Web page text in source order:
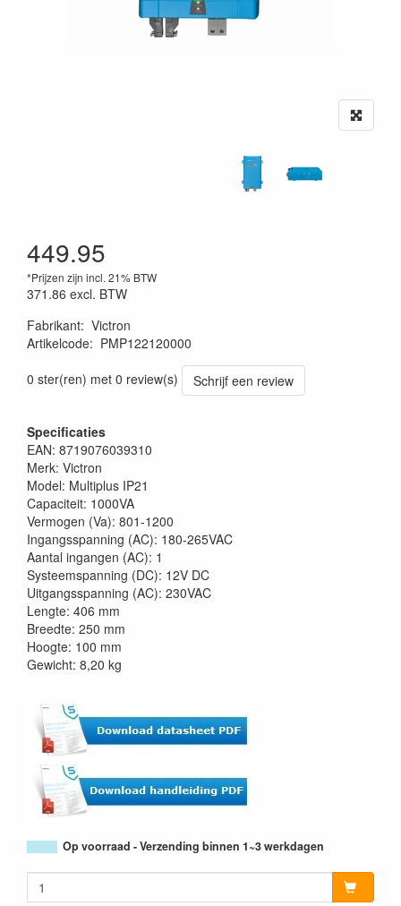
449.95
*Prijzen zijn incl. 21% BTW
371.86 excl. BTW
Fabrikant: Victron
Artikelcode: PMP122120000
0 ster(ren) met 0 review(s)
Schrijf een review
Specificaties
EAN: 8719076039310
Merk: Victron
Model: Multiplus IP21
Capaciteit: 1000VA
Vermogen (Va): 801-1200
Ingangsspanning (AC): 180-265VAC
Aantal ingangen (AC): 1
Systeemspanning (DC): 12V DC
Uitgangsspanning (AC): 230VAC
Lengte: 406 mm
Breedte: 250 mm
Hoogte: 100 mm
Gewicht: 8,20 kg
Op voorraad - Verzending binnen 1~3 werkdagen